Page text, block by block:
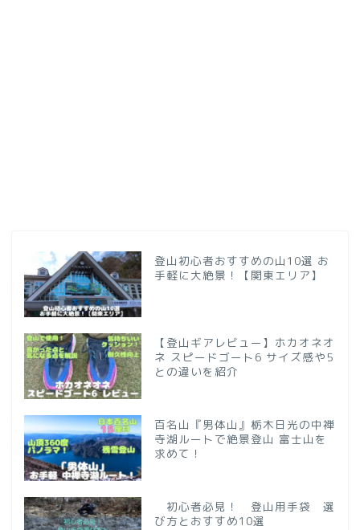
登山初心者おすすめの山10選 お
手軽に大絶景！【関東エリア】
【登山ギアレビュー】ホカオネオ
ネ スピードゴート6 サイズ感や5
との違いを紹介
百名山『男体山』栃木日光の中禅
寺湖ルートで絶景登山 富士山を
求めて！
初心者必見！ 登山用手袋 選
び方とおすすめ10選